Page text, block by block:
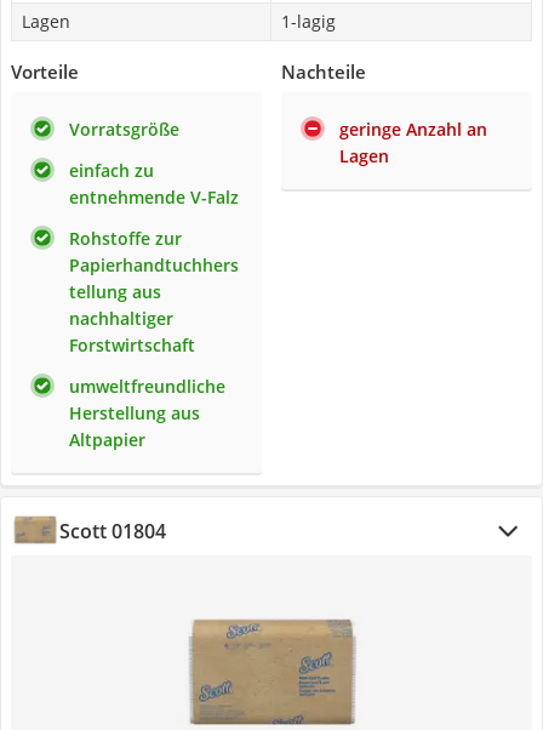
Lagen
1-lagig
Vorteile
Vorratsgröße
einfach zu
entnehmende V-Falz
Rohstoffe zur
Papierhandtuchhers
tellung aus
nachhaltiger
Forstwirtschaft
umweltfreundliche
Herstellung aus
Altpapier
Nachteile
geringe Anzahl an
Lagen
Scott 01804